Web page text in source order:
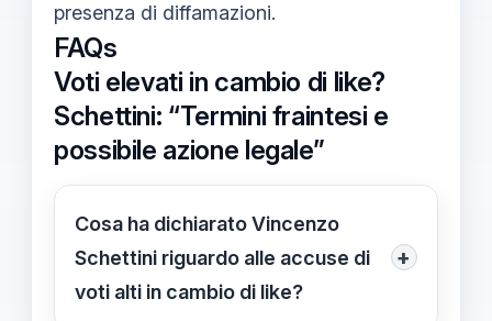
presenza di diffamazioni.
FAQs
Voti elevati in cambio di like?
Schettini: “Termini fraintesi e
possibile azione legale”
Cosa ha dichiarato Vincenzo
Schettini riguardo alle accuse di
voti alti in cambio di like?
+